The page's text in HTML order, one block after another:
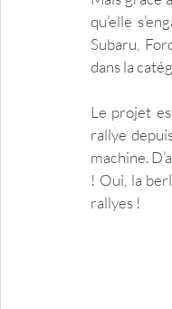
qu’elle
Subaru,
dans la
Le projet
rallye
machine.
! Oui, la
rallyes !